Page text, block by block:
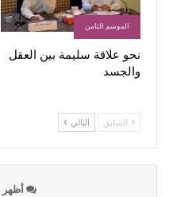
الموسم الثامن
نحو علاقة سليمة بين العقل
والجسد
السابق التالي
أظهر